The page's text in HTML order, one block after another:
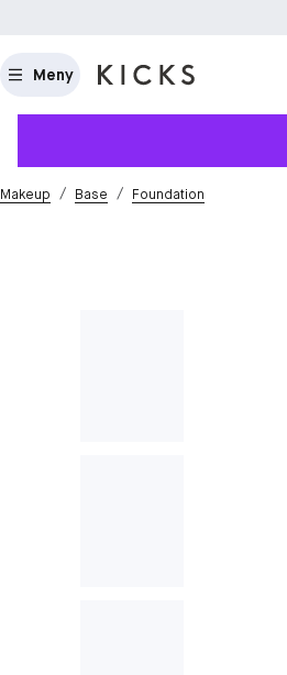
Meny
Makeup / Base / Foundation